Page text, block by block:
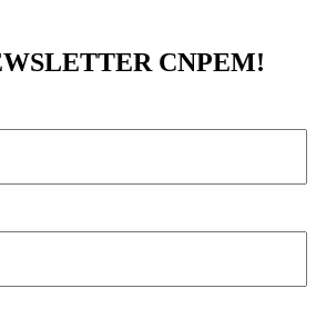
CNPEM!